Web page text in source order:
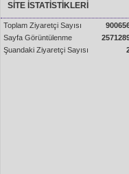
SİTE İSTATİSTİKLERİ
Toplam Ziyaretçi Sayısı
Sayfa Görüntülenme
Şuandaki Ziyaretçi Sayısı